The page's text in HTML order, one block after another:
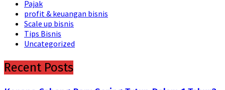
Pajak
profit & keuangan bisnis
Scale up bisnis
Tips Bisnis
Uncategorized
Recent Posts